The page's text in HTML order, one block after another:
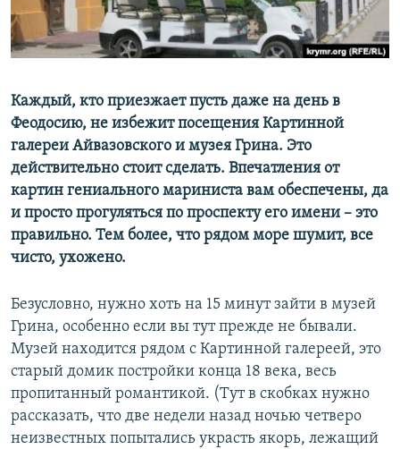
ПОБЕДИТЕЛЕЙ НЕ СУДЯТ?
КРЫМ.НЕПОКОРЕННЫЙ
УКРАИНСКАЯ ПРОБЛЕМА КРЫМА
ПРИСОЕДИНЯЙТЕСЬ!
Все сайты RFE/RL
Каждый, кто приезжает пусть даже на день в
Феодосию, не избежит посещения Картинной
галереи Айвазовского и музея Грина. Это
действительно стоит сделать. Впечатления от
картин гениального мариниста вам обеспечены, да
и просто прогуляться по проспекту его имени – это
правильно. Тем более, что рядом море шумит, все
чисто, ухожено.
Безусловно, нужно хоть на 15 минут зайти в музей
Грина, особенно если вы тут прежде не бывали.
Музей находится рядом с Картинной галереей, это
старый домик постройки конца 18 века, весь
пропитанный романтикой. (Тут в скобках нужно
рассказать, что две недели назад ночью четверо
неизвестных попытались украсть якорь, лежащий